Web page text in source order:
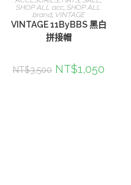
SHOP ALL acc,SHOP ALL
brand, VINTAGE
VINTAGE 11ByBBS 黑白
拼接帽
NT$3,500 NT$1,050